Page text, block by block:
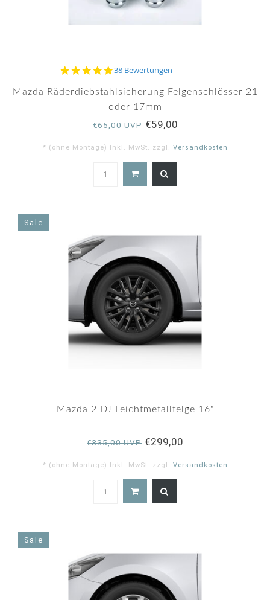
4.9
rating
38 Bewertungen
Mazda Räderdiebstahlsicherung Felgenschlösser 21
oder 17mm
€65,00 UVP€59,00
* (ohne Montage) Inkl. MwSt. zzgl. Versandkosten
Sale
Mazda 2 DJ Leichtmetallfelge 16"
€335,00 UVP €299,00
* (ohne Montage) Inkl. MwSt. zzgl. Versandkosten
Sale